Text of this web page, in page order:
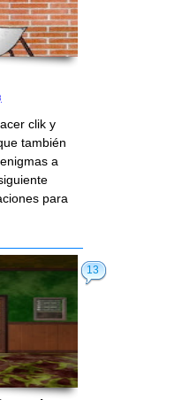
clik y
también
a
para
13